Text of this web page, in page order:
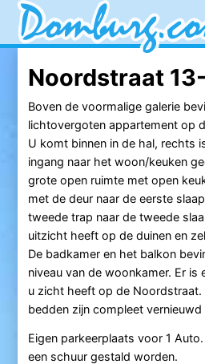
Noordstraat
Boven de voormalige galerie
lichtovergoten appartement op
U komt binnen in de hal, rechts
ingang naar het woon/keuken
grote open ruimte met open
met de deur naar de eerste
tweede trap naar de tweede
uitzicht heeft op de duinen en
De badkamer en het balkon
niveau van de woonkamer. Er is
u zicht heeft op de Noordstraat.
bedden zijn compleet vernieuwd
Eigen parkeerplaats voor 1
een schuur gestald worden.